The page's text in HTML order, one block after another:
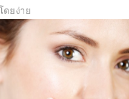
ดยง่าย